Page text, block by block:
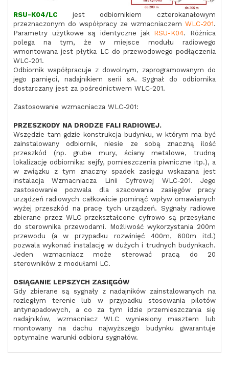
RSU-K04/LC jest odbiornikiem czterokanałowym
przeznaczonym do współpracy ze wzmacniaczem WLC-201.
Parametry użytkowe są identyczne jak RSU-K04. Różnica
polega na tym, że w miejsce modułu radiowego
wmontowana jest płytka LC do przewodowego podłączenia
WLC-201.
Odbiornik współpracuje z dowolnym, zaprogramowanym do
jego pamięci, nadajnikiem serii sA. Sygnał do odbiornika
dostarczany jest za pośrednictwem WLC-201.
Zastosowanie wzmacniacza WLC-201:
PRZESZKODY NA DRODZE FALI RADIOWEJ.
Wszędzie tam gdzie konstrukcja budynku, w którym ma być
zainstalowany odbiornik, niesie ze sobą znaczną ilość
przeszkód (np. grube mury, ściany metalowe, trudną
lokalizację odbiornika: sejfy, pomieszczenia piwniczne itp.), a
w związku z tym znaczny spadek zasięgu wskazana jest
instalacja Wzmacniacza Linii Cyfrowej WLC-201. Jego
zastosowanie pozwala dla szacowania zasięgów pracy
urządzeń radiowych całkowicie pominąć wpływ omawianych
wyżej przeszkód na pracę tych urządzeń. Sygnały radiowe
zbierane przez WLC przekształcone cyfrowo są przesyłane
do sterownika przewodami. Możliwość wykorzystania 200m
przewodu (a w przypadku rozwinięć 400m, 600m itd.)
pozwala wykonać instalację w dużych i trudnych budynkach.
Jeden wzmacniacz może sterować pracą do 20
sterowników z modułami LC.
OSIĄGANIE LEPSZYCH ZASIĘGÓW
Gdy zbierane są sygnały z nadajników zainstalowanych na
rozległym terenie lub w przypadku stosowania pilotów
antynapadowych, a co za tym idzie przemieszczania się
nadajników, wzmacniacz WLC wyniesiony masztem lub
montowany na dachu najwyższego budynku gwarantuje
optymalne warunki odbioru sygnałów.